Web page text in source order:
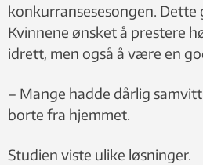
konkurransesesongen. Dette
Kvinnene ønsket å prestere
idrett, men også å være en
– Mange hadde dårlig
borte fra hjemmet.
Studien viste ulike løsninger.